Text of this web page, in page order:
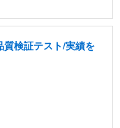
検証テスト/実績を